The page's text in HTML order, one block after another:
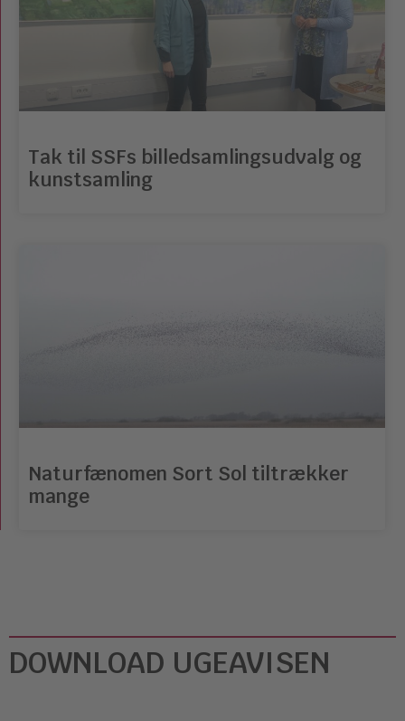
Tak til SSFs billedsamlingsudvalg og
kunstsamling
Naturfænomen Sort Sol tiltrækker
mange
DOWNLOAD UGEAVISEN